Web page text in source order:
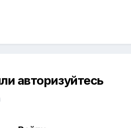
авторизуйтесь